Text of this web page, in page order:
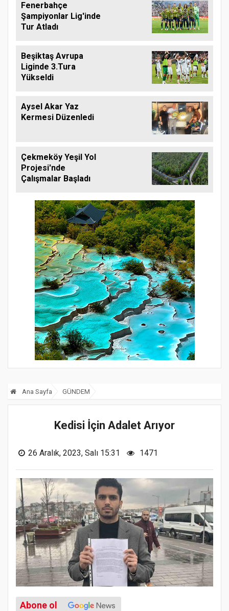
Fenerbahçe
Şampiyonlar Lig'inde
Tur Atladı
Beşiktaş Avrupa
Liginde 3.Tura
Yükseldi
Aysel Akar Yaz
Kermesi Düzenledi
Çekmeköy Yeşil Yol
Projesi'nde
Çalışmalar Başladı
Ana Sayfa GÜNDEM
Kedisi İçin Adalet Arıyor
26 Aralık, 2023, Salı 15:31 1471
Abone ol